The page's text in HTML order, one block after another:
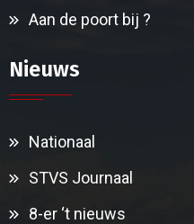
Aan de poort bij ?
Nieuws
Nationaal
STVS Journaal
8-er ‘t nieuws